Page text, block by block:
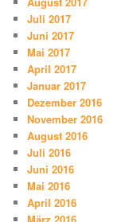
Juli 2017
Juni 2017
Mai 2017
April 2017
Januar 2017
Dezember 2016
November 2016
August 2016
Juli 2016
Juni 2016
Mai 2016
April 2016